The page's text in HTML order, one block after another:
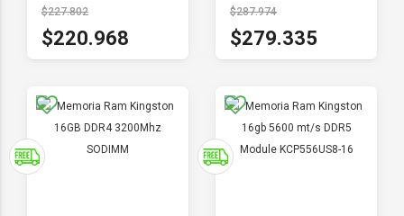
$227.802
$220.968
$287.974
$279.335